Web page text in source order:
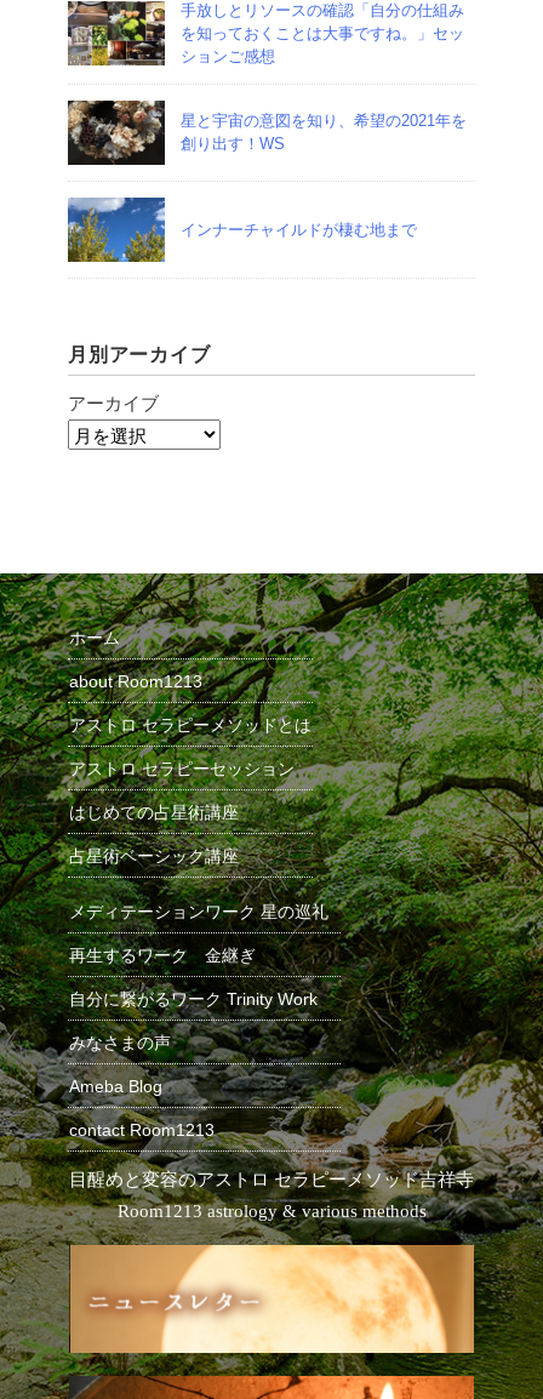
手放しとリソースの確認「自分の仕組み
を知っておくことは大事ですね。」セッ
ションご感想
星と宇宙の意図を知り、希望の2021年を
創り出す！WS
インナーチャイルドが棲む地まで
月別アーカイブ
アーカイブ
ホーム
about Room1213
アストロ セラピーメソッドとは
アストロ セラピーセッション
はじめての占星術講座
占星術ベーシック講座
メディテーションワーク 星の巡礼
再生するワーク 金継ぎ
自分に繋がるワーク Trinity Work
みなさまの声
Ameba Blog
contact Room1213
目醒めと変容のアストロ セラピーメソッド吉祥寺
Room1213 astrology & various methods